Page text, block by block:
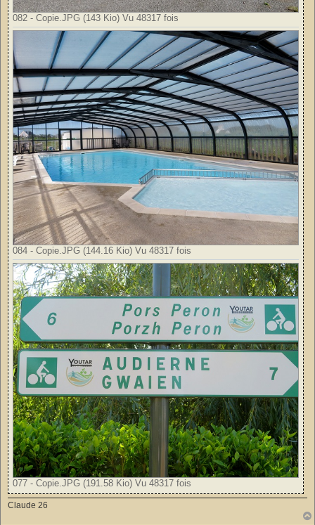
082 - Copie.JPG (143 Kio) Vu 48317 fois
084 - Copie.JPG (144.16 Kio) Vu 48317 fois
077 - Copie.JPG (191.58 Kio) Vu 48317 fois
Claude 26